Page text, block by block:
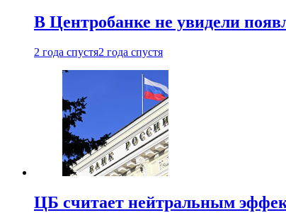
В Центробанке не увидели
2 года спустя2 года спустя
ЦБ считает нейтральным